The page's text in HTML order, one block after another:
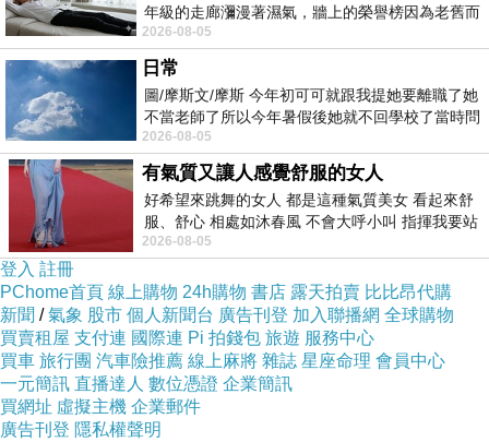
不是就不是」三重火鍋料宅配 。雞排妹個性大轉
變，不再如同以往有話直說，她笑說：「我現在
發現，少說一點就會多
點。」
雞排妹日前到香港宣傳電影《台北夜蒲團團
轉》，利用空檔時間到北帝廟拜拜。她笑說，當
時請求神明保佑她2015年能夠賺到一個數目，不
過才剛求完，她發現去年早就達成，便再重求稍
稍提高數目。孰料身旁的小Call提醒她，求願達
成8成就得還願，而8成就如同她去年所賺的金
額，所以她又求了第3次，希望今年能賺進8位
數，也擲到聖杯有望達成。
年級的走廊瀰漫著濕氣，牆上的榮譽榜因為老舊而
微微捲起。 堯禹舜站在辦公室外，手
2026-08-05
日常
圖/摩斯文/摩斯 今年初可可就跟我提她要離職了她
不當老師了所以今年暑假後她就不回學校了當時問
她不是很喜歡幼幼班的小朋友嗎捨得不
2026-08-05
有氣質又讓人感覺舒服的女人
好希望來跳舞的女人 都是這種氣質美女 看起來舒
服、舒心 相處如沐春風 不會大呼小叫 指揮我要站
哪個位子 妳老幾？？
2026-08-05
登入 註冊
PChome首頁 線上購物 24h購物 書店 露天拍賣 比比昂代購
新聞 /氣象 股市 個人新聞台 廣告刊登 加入聯播網 全球購物
買賣租屋 支付連 國際連 Pi 拍錢包 旅遊 服務中心
買車 旅行團 汽車險推薦 線上麻將 雜誌 星座命理 會員中心
一元簡訊 直播達人 數位憑證 企業簡訊
買網址 虛擬主機 企業郵件
廣告刊登 隱私權聲明